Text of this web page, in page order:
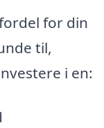
for din
til,
i en: